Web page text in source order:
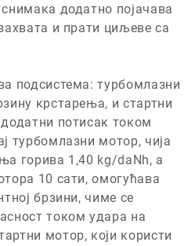
додатно појачава
и прати циљеве са
подсистема: турбомлазни
крстарења, и стартни
потисак током
турбомлазни мотор, чија
горива 1,40 kg/daNh, а
10 сати, омогућава
брзини, чиме се
током удара на
мотор, који користи